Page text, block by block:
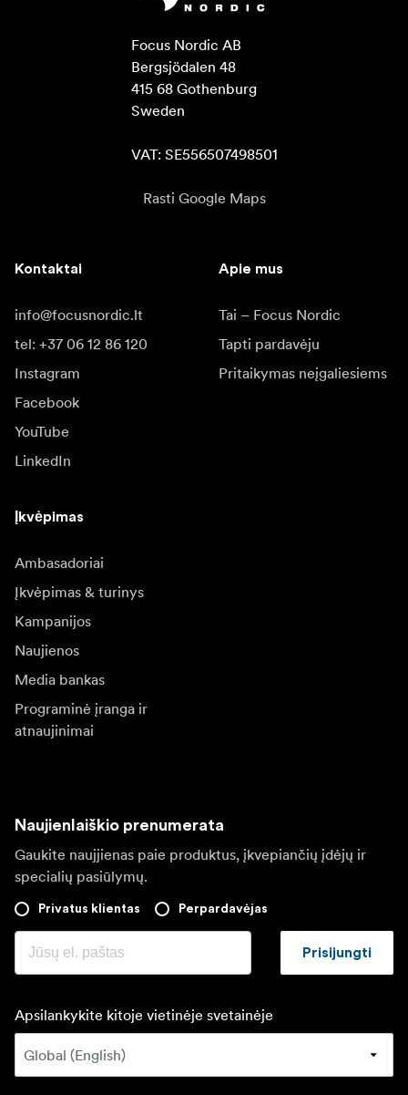
Focus Nordic AB
Bergsjödalen 48
415 68 Gothenburg
Sweden
VAT: SE556507498501
Rasti Google Maps
Kontaktai
info@focusnordic.lt
tel: +37 06 12 86 120
Instagram
Facebook
YouTube
LinkedIn
Apie mus
Tai – Focus Nordic
Tapti pardavėju
Pritaikymas neįgaliesiems
Įkvėpimas
Ambasadoriai
Įkvėpimas & turinys
Kampanijos
Naujienos
Media bankas
Programinė įranga ir
atnaujinimai
Naujienlaiškio prenumerata
Gaukite naujjienas paie produktus, įkvepiančių įdėjų ir
specialių pasiūlymų.
Privatus klientas Perpardavėjas
Prisijungti
Apsilankykite kitoje vietinėje svetainėje